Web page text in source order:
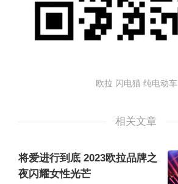
欧拉 闪电猫 纯电动车
相关文章
将爱进行到底 2023欧拉品牌之
夜闪耀女性光芒